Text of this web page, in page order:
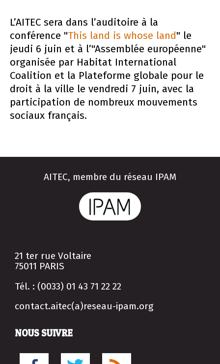
L’AITEC sera dans l’auditoire à la
conférence "This land is whose land" le
jeudi 6 juin et à l’"Assemblée européenne"
organisée par Habitat International
Coalition et la Plateforme globale pour le
droit à la ville le vendredi 7 juin, avec la
participation de nombreux mouvements
sociaux français.
AITEC, membre du réseau IPAM
21 ter rue Voltaire
75011 PARIS
Tél. : (0033) 01 43 71 22 22
contact.aitec(a)reseau-ipam.org
NOUS SUIVRE